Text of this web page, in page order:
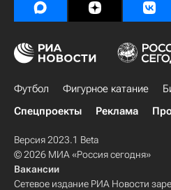
Футбол Фигурное катание
Спецпроекты
Реклама
Версия 2023.1 Beta
© 2026 МИА «Россия сегодня»
Вакансии
Сетевое издание РИА Новости